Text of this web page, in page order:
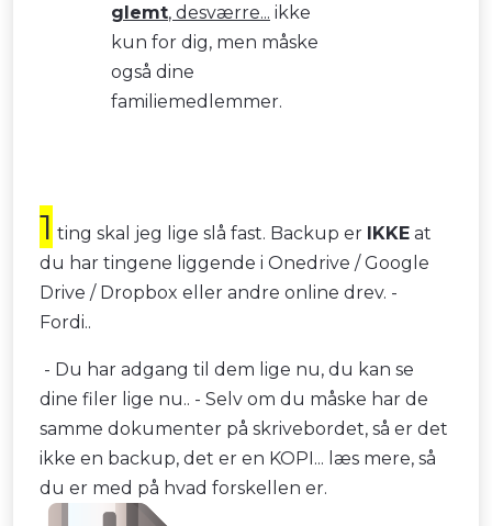
glemt, desværre... ikke
kun for dig, men måske
også dine
familiemedlemmer.
1 ting skal jeg lige slå fast. Backup er IKKE at
du har tingene liggende i Onedrive / Google
Drive / Dropbox eller andre online drev. -
Fordi..
- Du har adgang til dem lige nu, du kan se
dine filer lige nu.. - Selv om du måske har de
samme dokumenter på skrivebordet, så er det
ikke en backup, det er en KOPI... læs mere, så
du er med på hvad forskellen er.